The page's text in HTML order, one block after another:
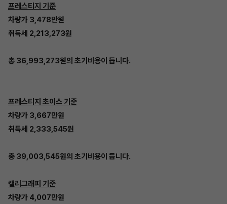
프레스티지 기준
차량가 3,478만원
취득세 2,213,273원
총 36,993,273원의 초기비용이 듭니다.
프레스티지 초이스 기준
차량가 3,667만원
취득세 2,333,545원
총 39,003,545원의 초기비용이 듭니다.
캘리그래피 기준
차량가 4,007만원